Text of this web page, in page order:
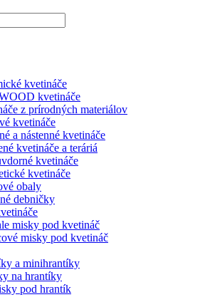
kvetináče
kvetináče
z prírodných materiálov
kvetináče
a nástenné kvetináče
kvetináče a teráriá
kvetináče
kvetináče
obaly
debničky
misky pod kvetináč
misky pod kvetináč
a minihrantíky
na hrantíky
pod hrantík